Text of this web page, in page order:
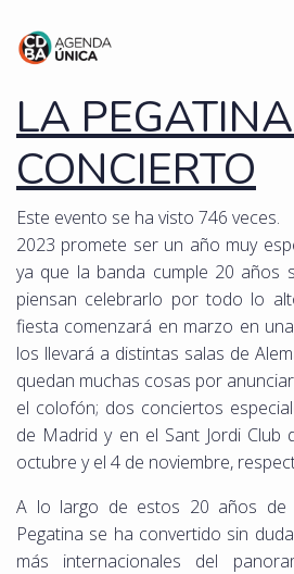
LA
CONCIERTO
Este evento se ha visto 746 veces.
2023 promete ser un año muy
ya que la banda cumple 20 años
piensan celebrarlo por todo lo
fiesta comenzará en marzo en
los llevará a distintas salas de
quedan muchas cosas por
el colofón; dos conciertos
de Madrid y en el Sant Jordi Club
octubre y el 4 de noviembre,
A lo largo de estos 20 años de
Pegatina se ha convertido sin
más internacionales del